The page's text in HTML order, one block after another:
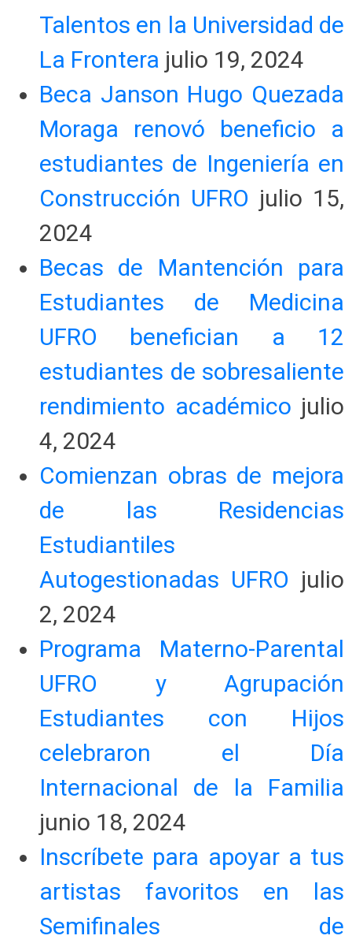
Talentos en la Universidad de
La Frontera julio 19, 2024
Beca Janson Hugo Quezada
Moraga renovó beneficio a
estudiantes de Ingeniería en
Construcción UFRO julio 15,
2024
Becas de Mantención para
Estudiantes de Medicina
UFRO benefician a 12
estudiantes de sobresaliente
rendimiento académico julio
4, 2024
Comienzan obras de mejora
de las Residencias
Estudiantiles
Autogestionadas UFRO julio
2, 2024
Programa Materno-Parental
UFRO y Agrupación
Estudiantes con Hijos
celebraron el Día
Internacional de la Familia
junio 18, 2024
Inscríbete para apoyar a tus
artistas favoritos en las
Semifinales de